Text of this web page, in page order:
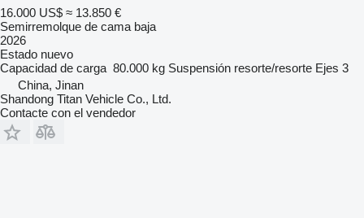
16.000 US$ ≈ 13.850 €
Semirremolque de cama baja
2026
Estado nuevo
Capacidad de carga 80.000 kg Suspensión resorte/resorte Ejes 3
China, Jinan
Shandong Titan Vehicle Co., Ltd.
Contacte con el vendedor